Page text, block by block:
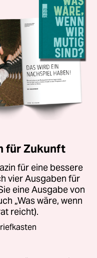
für Zukunft
für eine bessere
vier Ausgaben für
eine Ausgabe von
„Was wäre, wenn
reicht).